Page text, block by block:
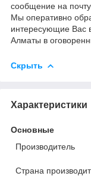
сообщение на почту.
Мы оперативно
интересующие Вас
Алматы в
Скрыть
Характеристики
Основные
Производитель
Страна